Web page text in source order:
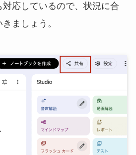
応しているので、状況に合
ましょう。